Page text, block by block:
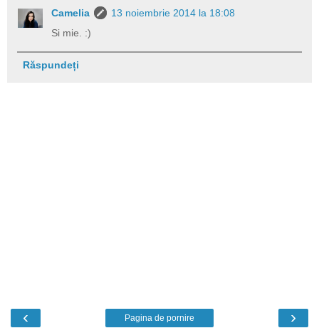
Camelia
13 noiembrie 2014 la 18:08
Si mie. :)
Răspundeți
‹ ›
Pagina de pornire